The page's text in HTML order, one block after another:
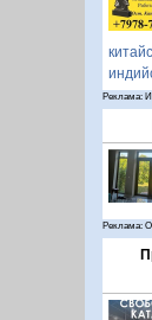
Реклама:
Реклама: